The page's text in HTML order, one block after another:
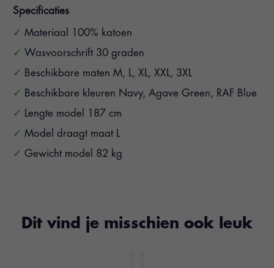
Specificaties
Materiaal 100% katoen
Wasvoorschrift 30 graden
Beschikbare maten M, L, XL, XXL, 3XL
Beschikbare kleuren Navy, Agave Green, RAF Blue
Lengte model 187 cm
Model draagt maat L
Gewicht model 82 kg
Dit vind je misschien ook leuk